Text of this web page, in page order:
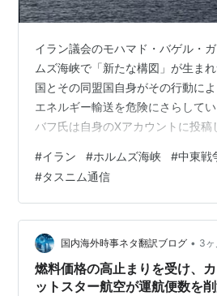
ルをはじめとする新兵器を大量
困難なはずの断食月 （ラマダン
教大祭日である贖罪の日（ヨーム
することで奇襲に成功する。
奇襲を受けたイスラエル軍はいつ
築された対空陣地や対戦車陣地に
これを見たアメリカはイスラエル
直接介入こそなされなかったもの
込まれた。イスラエルも動員を行
イラン議会のモハマド・バゲル・
ムズ海峡で「新たな構図」が生ま
国とその同盟国自身がその行動に
エネルギー輸送を危険にさらして
バフ氏は自身のXアカウントに投稿
する海上封鎖を課したことで、船舶
送の安全が危険にさらされていると
彼らの悪行は確実に減少するだろ
リバフ氏はさらに、イランは現状
容認できないことを十分に認識して
は「まだ何も始まって​​いない」と
#イラン #ホルムズ海峡 #中東戦
#タスニム通信
国内海外時事ネタ翻訳ブログ • 3
燃料価格の高止まりを受け、
ットスター航空が運航便数を